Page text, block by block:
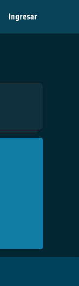
Ingresar